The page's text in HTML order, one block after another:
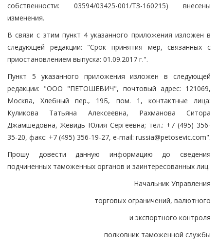
собственности: 03594/03425-001/ТЗ-160215) внесены
изменения.
В связи с этим пункт 4 указанного приложения изложен в
следующей редакции: "Срок принятия мер, связанных с
приостановлением выпуска: 01.09.2017 г.".
Пункт 5 указанного приложения изложен в следующей
редакции: "ООО "ПЕТОШЕВИЧ", почтовый адрес: 121069,
Москва, Хлебный пер., 19Б, пом. 1, контактные лица:
Куликова Татьяна Алексеевна, Рахманова Ситора
Джамшедовна, Жевидь Юлия Сергеевна; тел.: +7 (495) 356-
35-20, факс: +7 (495) 356-19-27, e-mail: russia@petosevic.com".
Прошу довести данную информацию до сведения
подчиненных таможенных органов и заинтересованных лиц.
Начальник Управления
торговых ограничений, валютного
и экспортного контроля
полковник таможенной службы